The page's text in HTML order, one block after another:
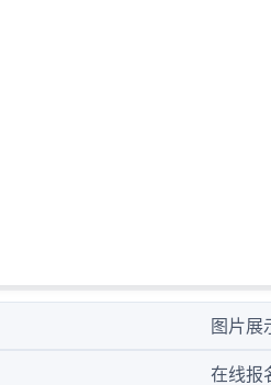
图片展
在线报